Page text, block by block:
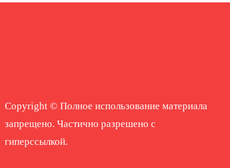
Copyright © Полное использование материала
запрещено. Частично разрешено с
гиперссылкой.